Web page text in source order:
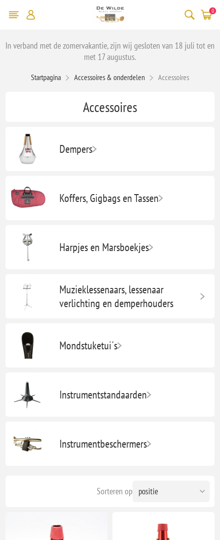
0
In verband met de zomervakantie, zijn wij gesloten van 18 juli tot en
met 17 augustus.
Startpagina Accessoires & onderdelen Accessoires
Accessoires
Dempers
Koffers, Gigbags en Tassen
Harpjes en Marsboekjes
Muzieklessenaars, lessenaar
verlichting en demperhouders
Mondstuketui´s
Instrumentstandaarden
Instrumentbeschermers
Sorteren op